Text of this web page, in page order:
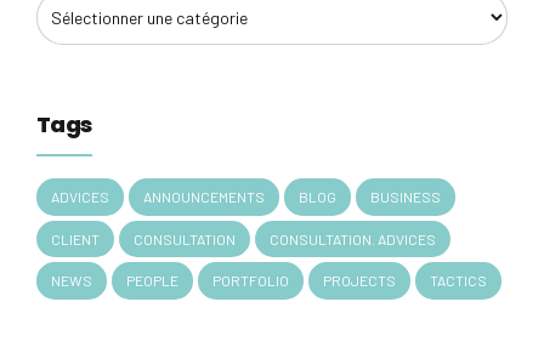
Tags
ADVICES ANNOUNCEMENTS BLOG BUSINESS
CLIENT CONSULTATION CONSULTATION. ADVICES
NEWS PEOPLE PORTFOLIO PROJECTS TACTICS